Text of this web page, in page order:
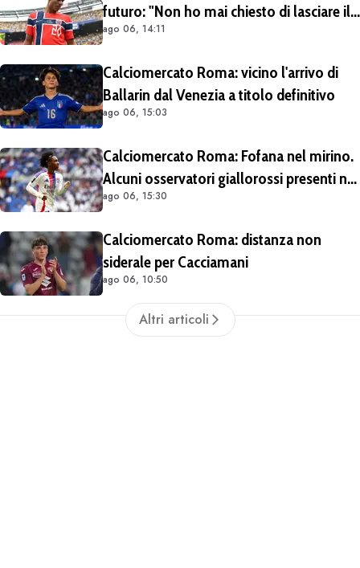
futuro: "Non ho mai chiesto di lasciare il
Lipsia". Giallorossi ancora al lavoro
ago 06, 14:11
Calciomercato Roma: vicino l'arrivo di
Ballarin dal Venezia a titolo definitivo
ago 06, 15:03
Calciomercato Roma: Fofana nel mirino.
Alcuni osservatori giallorossi presenti nel
match di Champions con il Lione
ago 06, 15:30
Calciomercato Roma: distanza non
siderale per Cacciamani
ago 06, 10:50
Altri articoli